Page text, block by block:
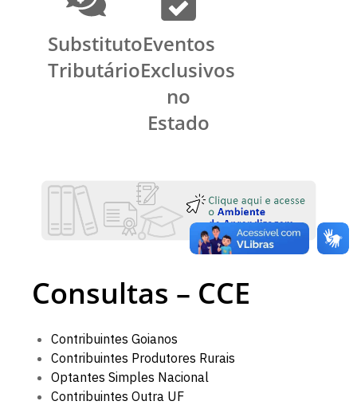
Substituto
Tributário
Eventos
Exclusivos
no
Estado
Consultas – CCE
Contribuintes Goianos
Contribuintes Produtores Rurais
Optantes Simples Nacional
Contribuintes Outra UF